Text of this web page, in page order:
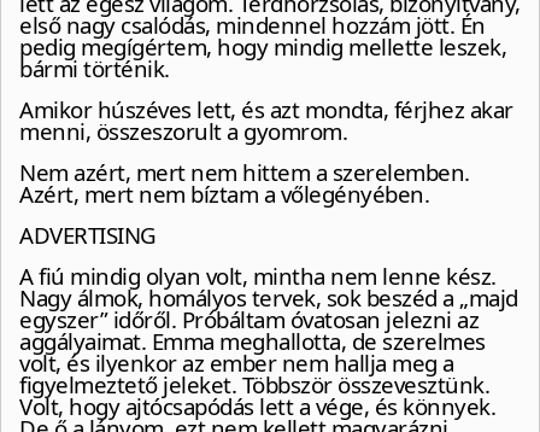
első nagy csalódás, mindennel hozzám jött. Én
pedig megígértem, hogy mindig mellette leszek,
bármi történik.
Amikor húszéves lett, és azt mondta, férjhez akar
menni, összeszorult a gyomrom.
Nem azért, mert nem hittem a szerelemben.
Azért, mert nem bíztam a vőlegényében.
ADVERTISING
A fiú mindig olyan volt, mintha nem lenne kész.
Nagy álmok, homályos tervek, sok beszéd a „majd
egyszer” időről. Próbáltam óvatosan jelezni az
aggályaimat. Emma meghallotta, de szerelmes
volt, és ilyenkor az ember nem hallja meg a
figyelmeztető jeleket. Többször összevesztünk.
Volt, hogy ajtócsapódás lett a vége, és könnyek.